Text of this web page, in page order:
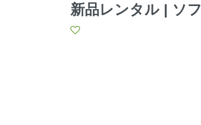
新品レンタル | ソ